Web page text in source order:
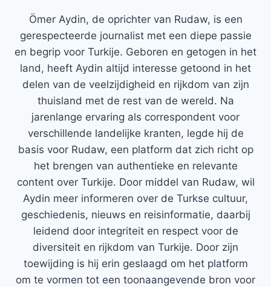
Ömer Aydin, de oprichter van Rudaw, is een
gerespecteerde journalist met een diepe passie
en begrip voor Turkije. Geboren en getogen in het
land, heeft Aydin altijd interesse getoond in het
delen van de veelzijdigheid en rijkdom van zijn
thuisland met de rest van de wereld. Na
jarenlange ervaring als correspondent voor
verschillende landelijke kranten, legde hij de
basis voor Rudaw, een platform dat zich richt op
het brengen van authentieke en relevante
content over Turkije. Door middel van Rudaw, wil
Aydin meer informeren over de Turkse cultuur,
geschiedenis, nieuws en reisinformatie, daarbij
leidend door integriteit en respect voor de
diversiteit en rijkdom van Turkije. Door zijn
toewijding is hij erin geslaagd om het platform
om te vormen tot een toonaangevende bron voor